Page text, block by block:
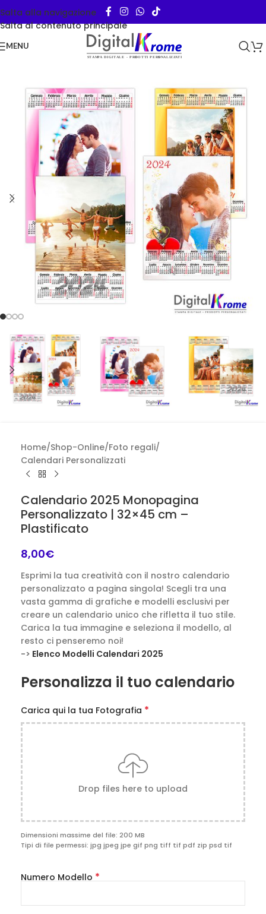
Salta alla navigazione
Salta al contenuto principale
MENU
Home/Shop-Online/Foto regali/
Calendari Personalizzati
Calendario 2025 Monopagina
Personalizzato | 32×45 cm –
Plastificato
8,00€
Esprimi la tua creatività con il nostro calendario
personalizzato a pagina singola! Scegli tra una
vasta gamma di grafiche e modelli esclusivi per
creare un calendario unico che rifletta il tuo stile.
Carica la tua immagine e seleziona il modello, al
resto ci penseremo noi!
-> Elenco Modelli Calendari 2025
Personalizza il tuo calendario
Carica qui la tua Fotografia *
Drop files here to upload
Dimensioni massime del file: 200 MB
Tipi di file permessi: jpg jpeg jpe gif png tiff tif pdf zip psd tif
Numero Modello *